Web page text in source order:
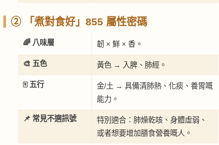
② 「煮對食好」855 屬性密碼
🌈 八味層 韌 × 鮮 × 香。
🎨 五色 黃色 → 入脾、肺經。
🀄 五行
金/土 → 具備清肺熱、化痰、養胃嘅
能力。
📌 常見不適訊號
特別適合：肺燥乾咳、身體虛弱、
或者想要增加膳食營養嘅人。